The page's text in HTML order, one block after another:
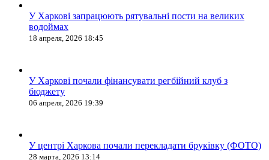
У Харкові запрацюють рятувальні пости на великих
водоймах
18 апреля, 2026 18:45
У Харкові почали фінансувати регбійний клуб з
бюджету
06 апреля, 2026 19:39
У центрі Харкова почали перекладати бруківку (ФОТО)
28 марта, 2026 13:14